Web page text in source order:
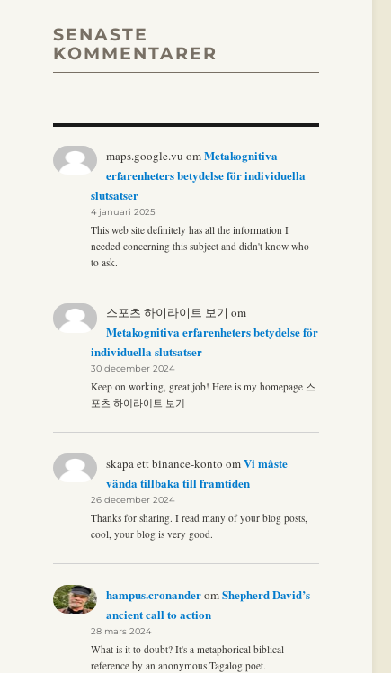
SENASTE
KOMMENTARER
maps.google.vu omMetakognitiva
erfarenheters betydelse för individuella
slutsatser
4 januari 2025
This web site definitely has all the information I
needed concerning this subject and didn't know who
to ask.
스포츠 하이라이트 보기 om
Metakognitiva erfarenheters betydelse för
individuella slutsatser
30 december 2024
Keep on working, great job! Here is my homepage 스
포츠 하이라이트 보기
skapa ett binance-konto omVi måste
vända tillbaka till framtiden
26 december 2024
Thanks for sharing. I read many of your blog posts,
cool, your blog is very good.
hampus.cronanderomShepherd David’s
ancient call to action
28 mars 2024
What is it to doubt? It's a metaphorical biblical
reference by an anonymous Tagalog poet.